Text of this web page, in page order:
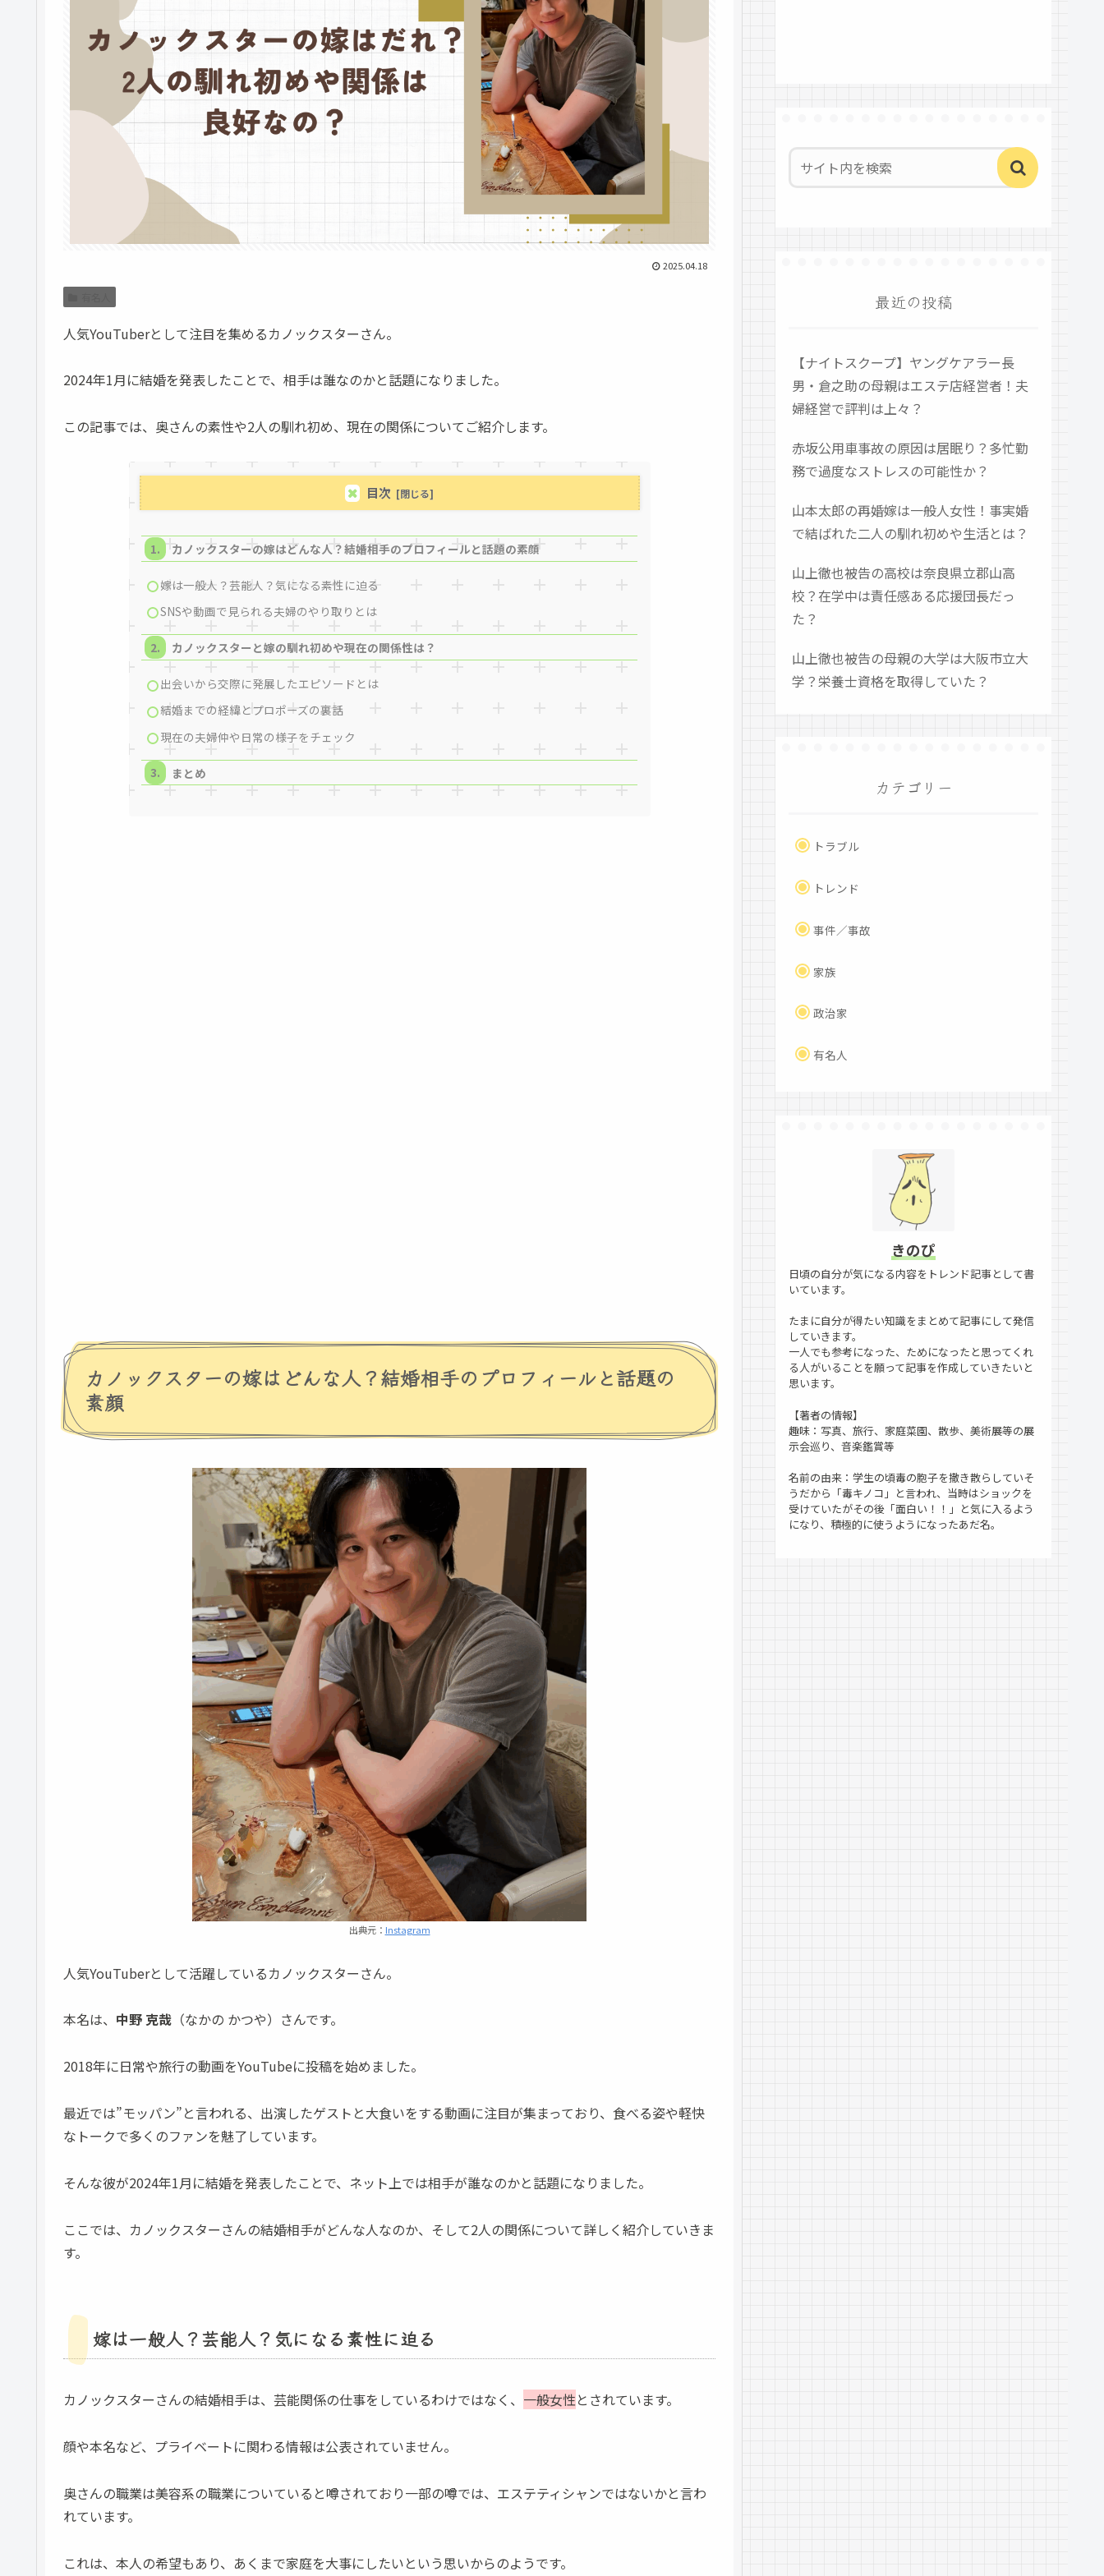
2025.04.18
人気YouTuberとして注目を集めるカノックスターさん。
2024年1月に結婚を発表したことで、相手は誰なのかと話題になりました。
この記事では、奥さんの素性や2人の馴れ初め、現在の関係についてご紹介します。
目次
カノックスターの嫁はどんな人？結婚相手のプロフィールと話題の素顔
嫁は一般人？芸能人？気になる素性に迫る
SNSや動画で見られる夫婦のやり取りとは
カノックスターと嫁の馴れ初めや現在の関係性は？
出会いから交際に発展したエピソードとは
結婚までの経緯とプロポーズの裏話
現在の夫婦仲や日常の様子をチェック
まとめ
カノックスターの嫁はどんな人？結婚相手のプロフィールと話題の
素顔
出典元： Instagram
人気YouTuberとして活躍しているカノックスターさん。
本名は、 中野 克哉 （なかの かつや）さんです。
2018年に日常や旅行の動画をYouTubeに投稿を始めました。
最近では”モッパン”と言われる、出演したゲストと大食いをする動画に注目が集まっており、食べる姿や軽快
なトークで多くのファンを魅了しています。
そんな彼が2024年1月に結婚を発表したことで、ネット上では相手が誰なのかと話題になりました。
ここでは、カノックスターさんの結婚相手がどんな人なのか、そして2人の関係について詳しく紹介していきま
す。
嫁は一般人？芸能人？気になる素性に迫る
カノックスターさんの結婚相手は、芸能関係の仕事をしているわけではなく、 一般女性とされています。
顔や本名など、プライベートに関わる情報は公表されていません。
奥さんの職業は美容系の職業についていると噂されており一部の噂では、エステティシャンではないかと言わ
れています。
これは、本人の希望もあり、あくまで家庭を大事にしたいという思いからのようです。
最近の投稿
【ナイトスクープ】ヤングケアラー長
男・倉之助の母親はエステ店経営者！夫
婦経営で評判は上々？
赤坂公用車事故の原因は居眠り？多忙勤
務で過度なストレスの可能性か？
山本太郎の再婚嫁は一般人女性！事実婚
で結ばれた二人の馴れ初めや生活とは？
山上徹也被告の高校は奈良県立郡山高
校？在学中は責任感ある応援団長だっ
た？
山上徹也被告の母親の大学は大阪市立大
学？栄養士資格を取得していた？
カテゴリー
トラブル
トレンド
事件／事故
家族
政治家
有名人
きのぴ
日頃の自分が気になる内容をトレンド記事として書
いています。
たまに自分が得たい知識をまとめて記事にして発信
していきます。
一人でも参考になった、ためになったと思ってくれ
る人がいることを願って記事を作成していきたいと
思います。
【著者の情報】
趣味：写真、旅行、家庭菜園、散歩、美術展等の展
示会巡り、音楽鑑賞等
名前の由来：学生の頃毒の胞子を撒き散らしていそ
うだから「毒キノコ」と言われ、当時はショックを
受けていたがその後「面白い！！」と気に入るよう
になり、積極的に使うようになったあだ名。